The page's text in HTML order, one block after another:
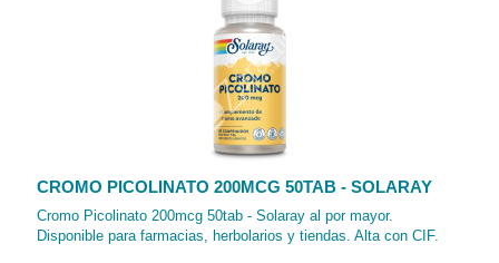
CROMO PICOLINATO 200MCG 50TAB - SOLARAY
Cromo Picolinato 200mcg 50tab - Solaray al por mayor.
Disponible para farmacias, herbolarios y tiendas. Alta con CIF.